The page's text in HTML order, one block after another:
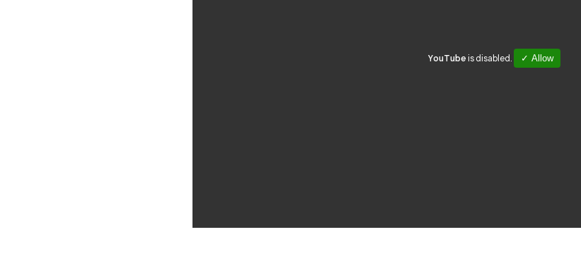
YouTube is disabled. ✓ Allow